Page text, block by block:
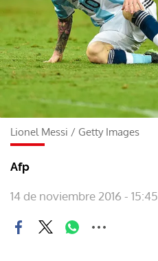
Lionel Messi / Getty Images
Afp
14 de noviembre 2016 - 15:45